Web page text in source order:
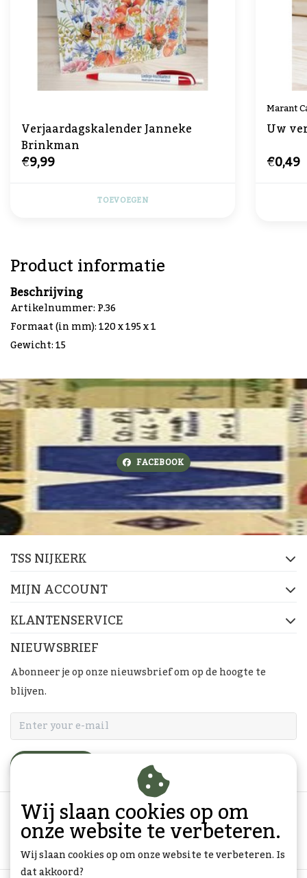
Verjaardagskalender Janneke
Brinkman
€9,99
TOEVOEGEN
Marant
Uw
€0,49
Product informatie
Beschrijving
Artikelnummer: P.36
Formaat (in mm): 120 x 195 x 1
Gewicht: 15
FACEBOOK
TSS NIJKERK
MIJN ACCOUNT
KLANTENSERVICE
NIEUWSBRIEF
Abonneer je op onze nieuwsbrief om op de hoogte te
blijven.
Wij slaan cookies op om
onze website te verbeteren.
Wij slaan cookies op om onze website te verbeteren. Is
dat akkoord?